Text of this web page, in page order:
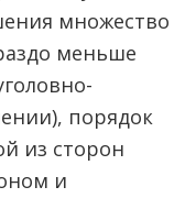
множество
меньше
порядок
из сторон
и